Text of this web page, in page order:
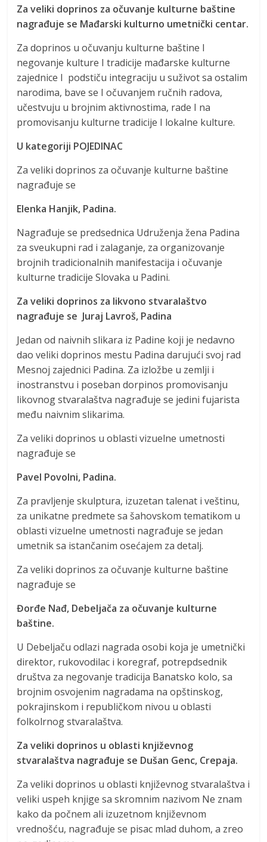
Za veliki doprinos za očuvanje kulturne baštine
nagrađuje se Mađarski kulturno umetnički centar.
Za doprinos u očuvanju kulturne baštine I
negovanje kulture I tradicije mađarske kulturne
zajednice I podstiču integraciju u suživot sa ostalim
narodima, bave se I očuvanjem ručnih radova,
učestvuju u brojnim aktivnostima, rade I na
promovisanju kulturne tradicije I lokalne kulture.
U kategoriji POJEDINAC
Za veliki doprinos za očuvanje kulturne baštine
nagrađuje se
Elenka Hanjik, Padina.
Nagrađuje se predsednica Udruženja žena Padina
za sveukupni rad i zalaganje, za organizovanje
brojnih tradicionalnih manifestacija i očuvanje
kulturne tradicije Slovaka u Padini.
Za veliki doprinos za likvono stvaralaštvo
nagrađuje se Juraj Lavroš, Padina
Jedan od naivnih slikara iz Padine koji je nedavno
dao veliki doprinos mestu Padina darujući svoj rad
Mesnoj zajednici Padina. Za izložbe u zemlji i
inostranstvu i poseban dorpinos promovisanju
likovnog stvaralaštva nagrađuje se jedini fujarista
među naivnim slikarima.
Za veliki doprinos u oblasti vizuelne umetnosti
nagrađuje se
Pavel Povolni, Padina.
Za pravljenje skulptura, izuzetan talenat i veštinu,
za unikatne predmete sa šahovskom tematikom u
oblasti vizuelne umetnosti nagrađuje se jedan
umetnik sa istančanim osećajem za detalj.
Za veliki doprinos za očuvanje kulturne baštine
nagrađuje se
Đorđe Nađ, Debeljača za očuvanje kulturne
baštine.
U Debeljaču odlazi nagrada osobi koja je umetnički
direktor, rukovodilac i koregraf, potrepdsednik
društva za negovanje tradicija Banatsko kolo, sa
brojnim osvojenim nagradama na opštinskog,
pokrajinskom i republičkom nivou u oblasti
folkolrnog stvaralaštva.
Za veliki doprinos u oblasti književnog
stvaralaštva nagrađuje se Dušan Genc, Crepaja.
Za veliki doprinos u oblasti književnog stvaralaštva i
veliki uspeh knjige sa skromnim nazivom Ne znam
kako da počnem ali izuzetnom književnom
vrednošću, nagrađuje se pisac mlad duhom, a zreo